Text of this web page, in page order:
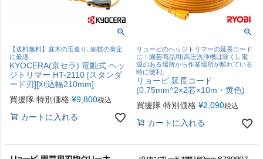
【送料無料】庭木の玉造り､細枝の剪定
に最適
KYOCERA(京セラ) 電動式 ヘッ
ジトリマー HT-2110 [スタンダ
ード刃][刈込幅210mm]
買援隊 特別価格 ¥9,800税込
カートに入れる
リョービのヘッジトリマーの延長コード
に！園芸商品用(高圧洗浄機は除く)､電
源のある場所から作業場所が離れている
時に便利。
リョービ 延長コード
(0.75mm^2×2芯×10m・黄色)
買援隊 特別価格 ¥2,090税込
カートに入れる